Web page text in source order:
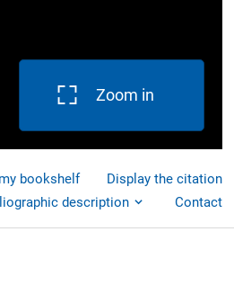
Zoom in
bookshelf
Display the citation
description
Contact